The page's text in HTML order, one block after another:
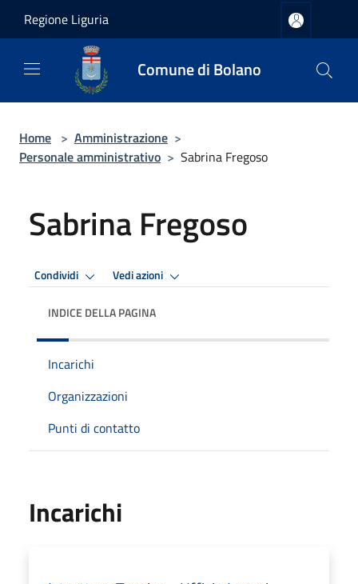
Regione Liguria
Comune di Bolano
Home > Amministrazione >
Personale amministrativo > Sabrina Fregoso
Sabrina Fregoso
Condividi Vedi azioni
INDICE DELLA PAGINA
Incarichi
Organizzazioni
Punti di contatto
Incarichi